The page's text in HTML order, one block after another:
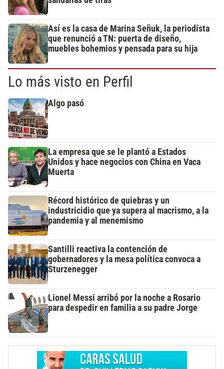
Así es la casa de Marina Señuk, la periodista
que renunció a TN: puerta de diseño,
muebles bohemios y pensada para su hija
Lo más visto en Perfil
Algo pasó
La empresa que se le plantó a Estados
Unidos y hace negocios con China en Vaca
Muerta
Récord histórico de quiebras y un
industricidio que ya supera al macrismo, a la
pandemia y al menemismo
Santilli reactiva la contención de
gobernadores y la mesa política convoca a
Sturzenegger
Lionel Messi arribó por la noche a Rosario
para despedir en familia a su padre Jorge